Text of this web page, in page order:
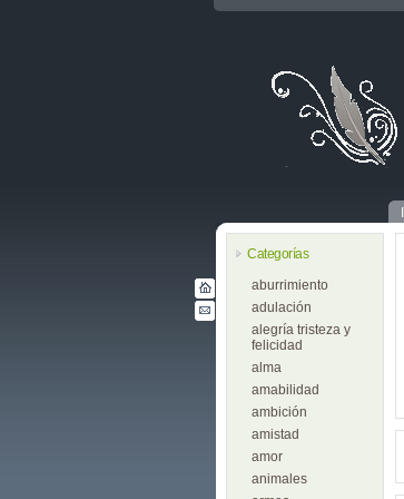
Categorías
aburrimiento
adulación
alegría tristeza y
felicidad
alma
amabilidad
ambición
amistad
amor
animales